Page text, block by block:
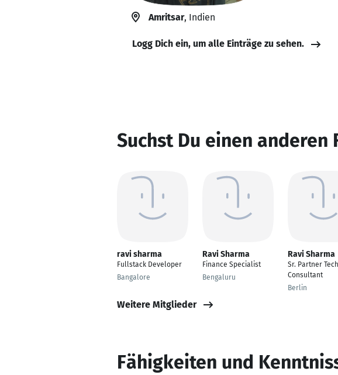
Amritsar, Indien
Logg Dich ein, um alle Einträge zu sehen.
Suchst Du einen anderen
ravi sharma
Fullstack Developer
Bangalore
Ravi Sharma
Finance Specialist
Bengaluru
Ravi Sharma
Sr. Partner
Consultant
Berlin
Weitere Mitglieder
Fähigkeiten und